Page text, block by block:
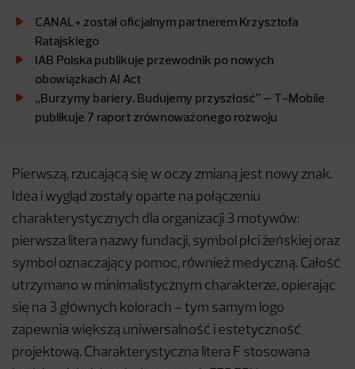
CANAL+ został oficjalnym partnerem Krzysztofa
Ratajskiego
IAB Polska publikuje przewodnik po nowych
obowiązkach AI Act
„Burzymy bariery. Budujemy przyszłość” – T-Mobile
publikuje 7 raport zrównoważonego rozwoju
Pierwszą, rzucającą się w oczy zmianą jest nowy znak.
Idea i wygląd zostały oparte na połączeniu
charakterystycznych dla organizacji 3 motywów:
pierwsza litera nazwy fundacji, symbol płci żeńskiej oraz
symbol oznaczający pomoc, również medyczną. Całość
utrzymano w minimalistycznym charakterze, opierając
się na 3 głównych kolorach – tym samym logo
zapewnia większą uniwersalność i estetyczność
projektową. Charakterystyczna litera F stosowana